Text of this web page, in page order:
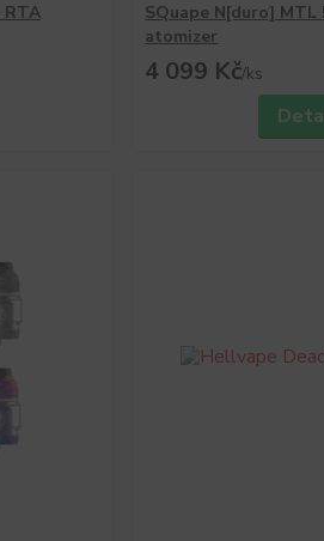
RTA
SQuape N[duro] MTL
atomizer
4 099 Kč/ks